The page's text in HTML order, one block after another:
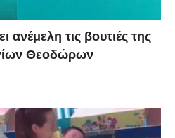
ανέμελη τις βουτιές της
Θεοδώρων